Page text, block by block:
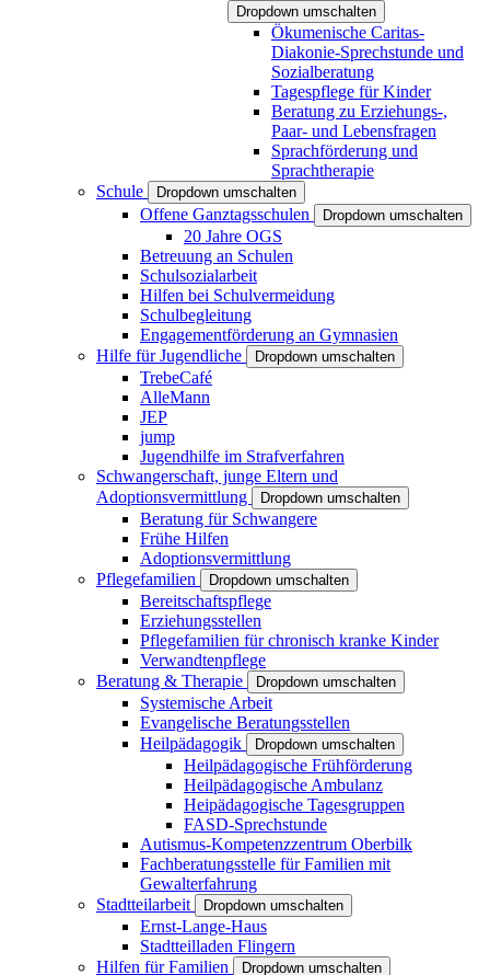
Dropdown umschalten
Ökumenische Caritas-
Diakonie-Sprechstunde und
Sozialberatung
Tagespflege für Kinder
Beratung zu Erziehungs-,
Paar- und Lebensfragen
Sprachförderung und
Sprachtherapie
Schule
Dropdown umschalten
Offene Ganztagsschulen Dropdown umschalten
20 Jahre OGS
Betreuung an Schulen
Schulsozialarbeit
Hilfen bei Schulvermeidung
Schulbegleitung
Engagementförderung an Gymnasien
Hilfe für Jugendliche
Dropdown umschalten
TrebeCafé
AlleMann
JEP
jump
Jugendhilfe im Strafverfahren
Schwangerschaft, junge Eltern und
Adoptionsvermittlung
Dropdown umschalten
Beratung für Schwangere
Frühe Hilfen
Adoptionsvermittlung
Pflegefamilien
Dropdown umschalten
Bereitschaftspflege
Erziehungsstellen
Pflegefamilien für chronisch kranke Kinder
Verwandtenpflege
Beratung & Therapie
Dropdown umschalten
Systemische Arbeit
Evangelische Beratungsstellen
Heilpädagogik
Dropdown umschalten
Heilpädagogische Frühförderung
Heilpädagogische Ambulanz
Heipädagogische Tagesgruppen
FASD-Sprechstunde
Autismus-Kompetenzzentrum Oberbilk
Fachberatungsstelle für Familien mit
Gewalterfahrung
Stadtteilarbeit
Dropdown umschalten
Ernst-Lange-Haus
Stadtteilladen Flingern
Hilfen für Familien
Dropdown umschalten